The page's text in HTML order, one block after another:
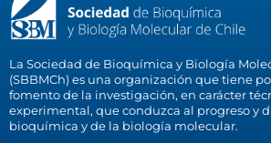
La Sociedad de Bioquímica y Biología
(SBBMCh) es una organización que tiene
fomento de la investigación, en carácter
experimental, que conduzca al progreso y
bioquímica y de la biología molecular.